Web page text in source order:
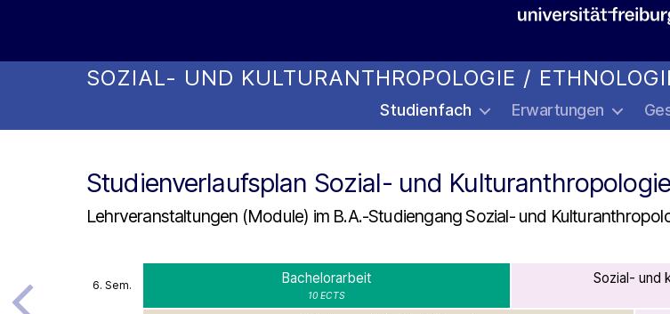
SOZIAL- UND KULTURANTHROPOLOGIE /
Studienfach Erwartungen
Studienverlaufsplan Sozial- und
Lehrveranstaltungen (Module) im B.A.-Studiengang Sozial- und
6. Sem. Bachelorarbeit
10 ECTS
Sozial- und